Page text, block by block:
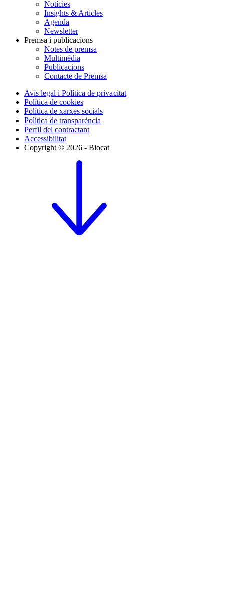
Notícies
Insights & Articles
Agenda
Newsletter
Premsa i publicacions
Notes de premsa
Multimèdia
Publicacions
Contacte de Premsa
Avís legal i Política de privacitat
Política de cookies
Política de xarxes socials
Política de transparència
Perfil del contractant
Accessibilitat
Copyright © 2026 - Biocat